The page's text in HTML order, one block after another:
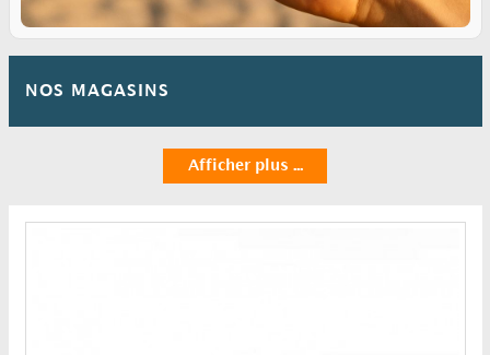
NOS MAGASINS
Afficher plus ...